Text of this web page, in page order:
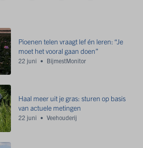
Pioenen telen vraagt lef én leren: “Je
moet het vooral gaan doen”
22 juni BijmestMonitor
Haal meer uit je gras: sturen op basis
van actuele metingen
22 juni Veehouderij